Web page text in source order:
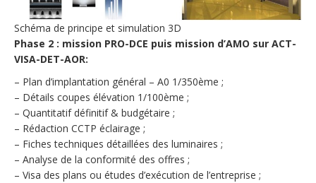
Schéma de principe et simulation 3D
Phase 2 : mission PRO-DCE puis mission d’AMO sur ACT-
VISA-DET-AOR:
– Plan d’implantation général – A0 1/350ème ;
– Détails coupes élévation 1/100ème ;
– Quantitatif définitif & budgétaire ;
– Rédaction CCTP éclairage ;
– Fiches techniques détaillées des luminaires ;
– Analyse de la conformité des offres ;
– Visa des plans ou études d’exécution de l’entreprise ;